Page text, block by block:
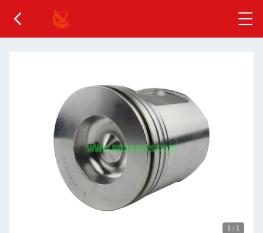
1 / 1